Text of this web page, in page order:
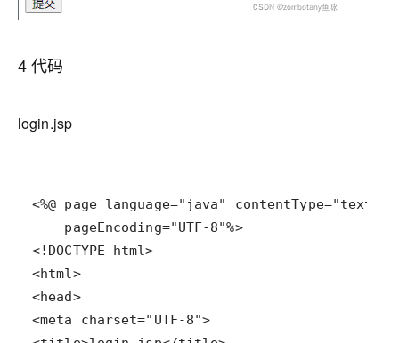
4 代码
login.jsp
    pageEncoding="UTF-8"%>
<html>
<head>